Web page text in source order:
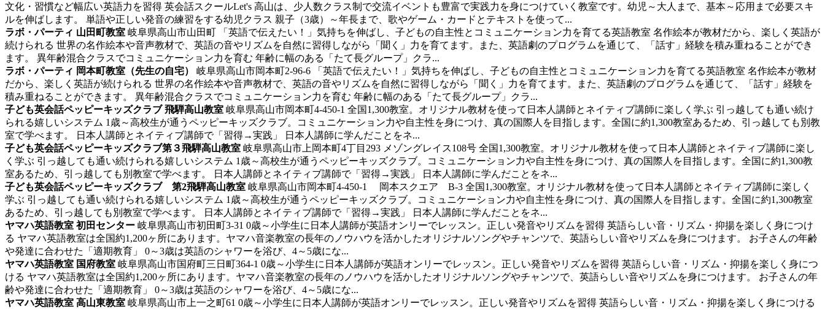
文化・習慣など幅広い英語力を習得 英会話スクールLet's 高山は、少人数クラス制で交流イベントも豊富で実践力を身につけていく教室です。幼児～大人まで、基本～応用まで必要スキ
ルを伸ばします。 単語や正しい発音の練習をする幼児クラス 親子（3歳）～年長まで、歌やゲーム・カードとテキストを使って...
ラボ・パーティ 山田町教室 岐阜県高山市山田町 「英語で伝えたい！」気持ちを伸ばし、子どもの自主性とコミュニケーション力を育てる英語教室 名作絵本が教材だから、楽しく英語が
続けられる 世界の名作絵本や音声教材で、英語の音やリズムを自然に習得しながら「聞く」力を育てます。また、英語劇のプログラムを通じて、「話す」経験を積み重ねることができ
ます。 異年齢混合クラスでコミュニケーション力を育む 年齢に幅のある「たて長グループ」クラ...
ラボ・パーティ 岡本町教室（先生の自宅）
岐阜県高山市岡本町2-96-6 「英語で伝えたい！」気持ちを伸ばし、子どもの自主性とコミュニケーション力を育てる英語教室 名作絵本が教材
だから、楽しく英語が続けられる 世界の名作絵本や音声教材で、英語の音やリズムを自然に習得しながら「聞く」力を育てます。また、英語劇のプログラムを通じて、「話す」経験を
積み重ねることができます。 異年齢混合クラスでコミュニケーション力を育む 年齢に幅のある「たて長グループ」クラ...
子ども英会話ペッピーキッズクラブ 飛騨高山教室 岐阜県高山市岡本町4-450-1 全国1,300教室。オリジナル教材を使って日本人講師とネイティブ講師に楽しく学ぶ 引っ越しても通い続け
られる嬉しいシステム 1歳～高校生が通うペッピーキッズクラブ。コミュニケーション力や自主性を身につけ、真の国際人を目指します。全国に約1,300教室あるため、引っ越しても別教
室で学べます。 日本人講師とネイティブ講師で「習得→実践」 日本人講師に学んだことをネ...
子ども英会話ペッピーキッズクラブ第３飛騨高山教室 岐阜県高山市上岡本町4丁目293 メゾングレイス108号 全国1,300教室。オリジナル教材を使って日本人講師とネイティブ講師に楽し
く学ぶ 引っ越しても通い続けられる嬉しいシステム 1歳～高校生が通うペッピーキッズクラブ。コミュニケーション力や自主性を身につけ、真の国際人を目指します。全国に約1,300教
室あるため、引っ越しても別教室で学べます。 日本人講師とネイティブ講師で「習得→実践」 日本人講師に学んだことをネ...
子ども英会話ペッピーキッズクラブ 第2飛騨高山教室 岐阜県高山市岡本町4-450-1 岡本スクエア B-3 全国1,300教室。オリジナル教材を使って日本人講師とネイティブ講師に楽しく
学ぶ 引っ越しても通い続けられる嬉しいシステム 1歳～高校生が通うペッピーキッズクラブ。コミュニケーション力や自主性を身につけ、真の国際人を目指します。全国に約1,300教室
あるため、引っ越しても別教室で学べます。 日本人講師とネイティブ講師で「習得→実践」 日本人講師に学んだことをネ...
ヤマハ英語教室 初田センター 岐阜県高山市初田町3-31 0歳～小学生に日本人講師が英語オンリーでレッスン。正しい発音やリズムを習得 英語らしい音・リズム・抑揚を楽しく身につけ
る ヤマハ英語教室は全国約1,200ヶ所にあります。ヤマハ音楽教室の長年のノウハウを活かしたオリジナルソングやチャンツで、英語らしい音やリズムを身につけます。 お子さんの年齢
や発達に合わせた「適期教育」 0～3歳は英語のシャワーを浴び、4～5歳にな...
ヤマハ英語教室 国府教室 岐阜県高山市国府町三日町364-1 0歳～小学生に日本人講師が英語オンリーでレッスン。正しい発音やリズムを習得 英語らしい音・リズム・抑揚を楽しく身につ
ける ヤマハ英語教室は全国約1,200ヶ所にあります。ヤマハ音楽教室の長年のノウハウを活かしたオリジナルソングやチャンツで、英語らしい音やリズムを身につけます。 お子さんの年
齢や発達に合わせた「適期教育」 0～3歳は英語のシャワーを浴び、4～5歳にな...
ヤマハ英語教室 高山東教室 岐阜県高山市上一之町61 0歳～小学生に日本人講師が英語オンリーでレッスン。正しい発音やリズムを習得 英語らしい音・リズム・抑揚を楽しく身につける